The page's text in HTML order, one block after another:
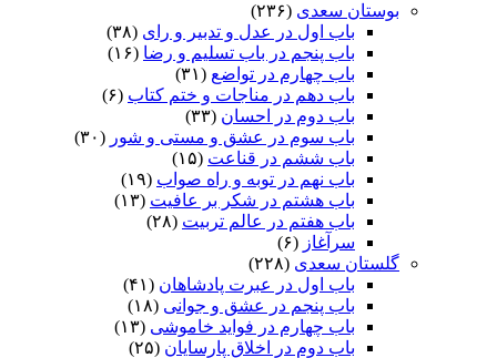
بوستان سعدی (۲۳۶)
باب اول در عدل و تدبیر و رای (۳۸)
باب پنجم در باب تسلیم و رضا (۱۶)
باب چهارم در تواضع (۳۱)
باب دهم در مناجات و ختم کتاب (۶)
باب دوم در احسان (۳۳)
باب سوم در عشق و مستی و شور (۳۰)
باب ششم در قناعت (۱۵)
باب نهم در توبه و راه صواب (۱۹)
باب هشتم در شکر بر عافیت (۱۳)
باب هفتم در عالم تربیت (۲۸)
سرآغاز (۶)
گلستان سعدی (۲۲۸)
باب اول در عبرت پادشاهان (۴۱)
باب پنجم در عشق و جوانى (۱۸)
باب چهارم در فواید خاموشى (۱۳)
باب دوم در اخلاق پارسایان (۲۵)